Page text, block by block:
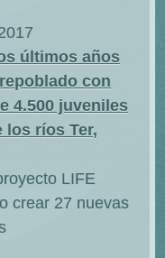
últimos años
con
4.500 juveniles
los ríos Ter,
LIFE
crear 27 nuevas